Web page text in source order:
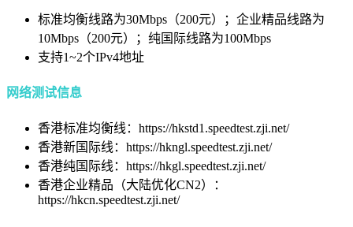
标准均衡线路为30Mbps（200元）；企业精品线路为
10Mbps（200元）；纯国际线路为100Mbps
支持1~2个IPv4地址
网络测试信息
香港标准均衡线：https://hkstd1.speedtest.zji.net/
香港新国际线：https://hkngl.speedtest.zji.net/
香港纯国际线：https://hkgl.speedtest.zji.net/
香港企业精品（大陆优化CN2）：
https://hkcn.speedtest.zji.net/